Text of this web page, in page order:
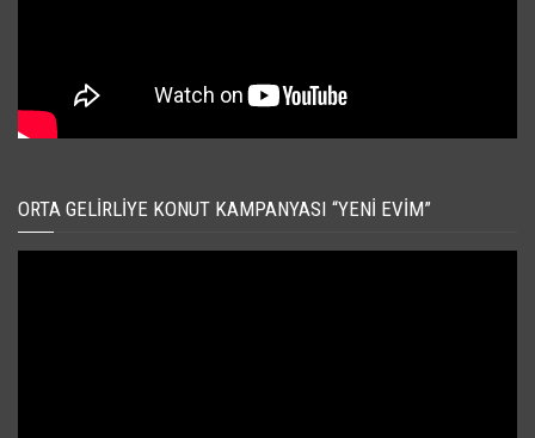
ORTA GELIRLIYE KONUT KAMPANYASI “YENI EVIM”